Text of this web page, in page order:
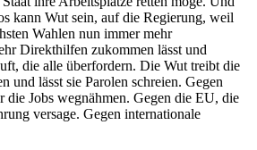
kann Wut sein, auf die Regierung, weil
Wahlen nun immer mehr
Direkthilfen zukommen lässt und
die alle überfordern. Die Wut treibt die
und lässt sie Parolen schreien. Gegen
die Jobs wegnähmen. Gegen die EU, die
versage. Gegen internationale